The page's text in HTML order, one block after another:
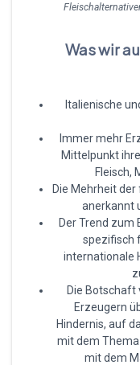
Was wir
Italienische
Immer mehr
Mittelpunkt
Fleisch,
Die Mehrheit
anerkannt
Der Trend zum
spezifisch
internationale
Die Botschaft
Erzeugern
Hindernis, auf
mit dem
mit dem